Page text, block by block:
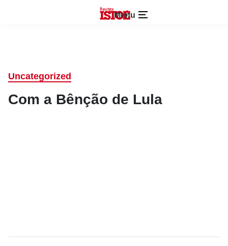
Menu
Uncategorized
Com a Bênção de Lula